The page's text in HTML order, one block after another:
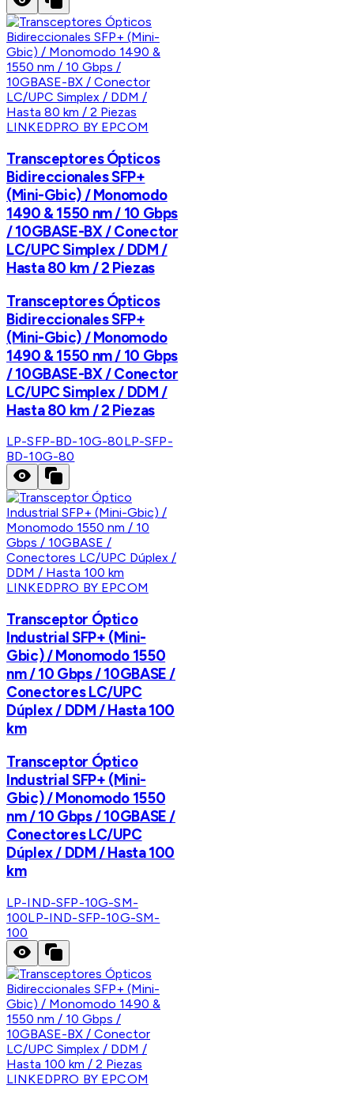
LINKEDPRO BY EPCOM
Transceptores Ópticos
Bidireccionales SFP+
(Mini-Gbic) / Monomodo
1490 & 1550 nm / 10 Gbps
/ 10GBASE-BX / Conector
LC/UPC Simplex / DDM /
Hasta 80 km / 2 Piezas
Transceptores Ópticos
Bidireccionales SFP+
(Mini-Gbic) / Monomodo
1490 & 1550 nm / 10 Gbps
/ 10GBASE-BX / Conector
LC/UPC Simplex / DDM /
Hasta 80 km / 2 Piezas
LP-SFP-BD-10G-80LP-SFP-
BD-10G-80
LINKEDPRO BY EPCOM
Transceptor Óptico
Industrial SFP+ (Mini-
Gbic) / Monomodo 1550
nm / 10 Gbps / 10GBASE /
Conectores LC/UPC
Dúplex / DDM / Hasta 100
km
Transceptor Óptico
Industrial SFP+ (Mini-
Gbic) / Monomodo 1550
nm / 10 Gbps / 10GBASE /
Conectores LC/UPC
Dúplex / DDM / Hasta 100
km
LP-IND-SFP-10G-SM-
100LP-IND-SFP-10G-SM-
100
LINKEDPRO BY EPCOM